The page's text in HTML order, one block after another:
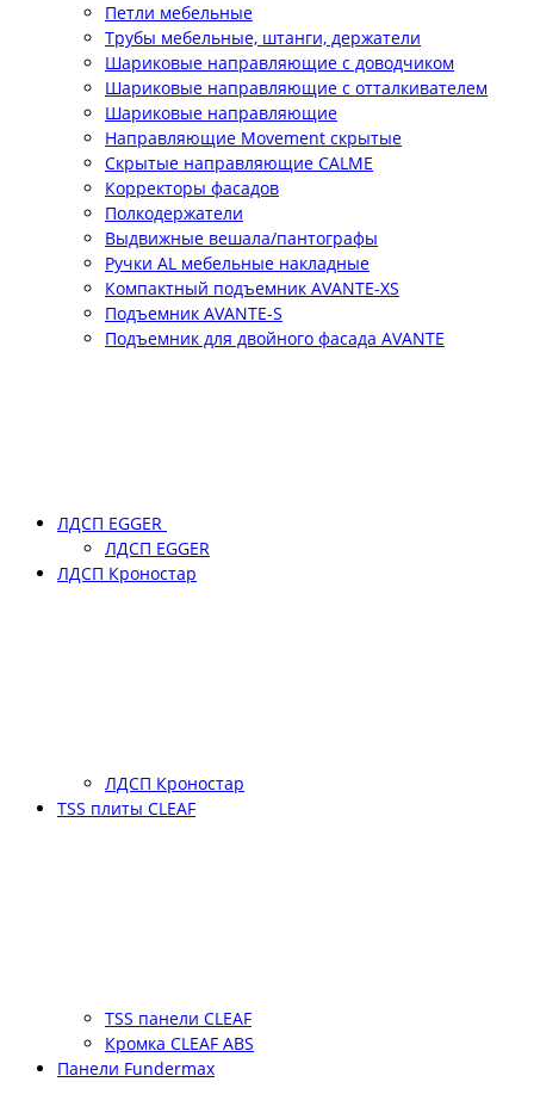
Петли мебельные
Трубы мебельные, штанги, держатели
Шариковые направляющие с доводчиком
Шариковые направляющие с отталкивателем
Шариковые направляющие
Направляющие Movement скрытые
Скрытые направляющие CALME
Корректоры фасадов
Полкодержатели
Выдвижные вешала/пантографы
Ручки AL мебельные накладные
Компактный подъемник АVANTE-XS
Подъемник АVANTE-S
Подъемник для двойного фасада АVANTE
ЛДСП EGGER
ЛДСП EGGER
ЛДСП Кроностар
ЛДСП Кроностар
TSS плиты CLEAF
TSS панели CLEAF
Кромка CLEAF ABS
Панели Fundermax